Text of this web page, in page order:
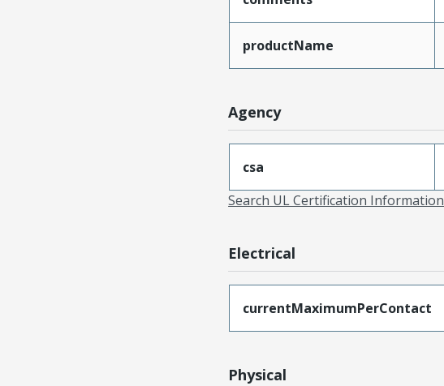
productName
Agency
csa
Search UL Certification Information
Electrical
currentMaximumPerContact
Physical